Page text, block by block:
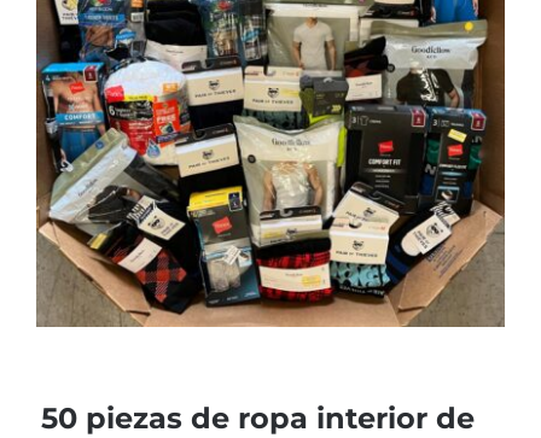
50 piezas de ropa interior de